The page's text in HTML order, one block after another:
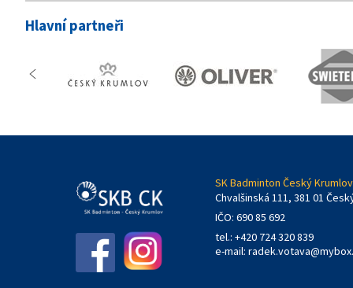
Hlavní partneři
SK Badminton Český
Chvalšinská 111, 381 01
IČO: 690 85 692
tel.: +420 724 320 839
e-mail: